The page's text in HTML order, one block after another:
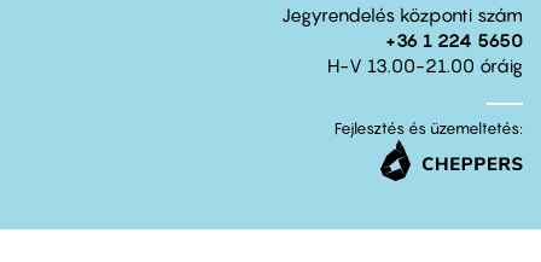
Jegyrendelés központi szám
+36 1 224 5650
H-V 13.00-21.00 óráig
Fejlesztés és üzemeltetés: